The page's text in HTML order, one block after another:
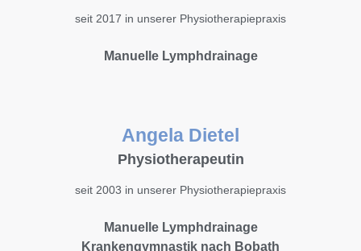
seit 2017 in unserer Physiotherapiepraxis
Manuelle Lymphdrainage
Angela Dietel
Physiotherapeutin
seit 2003 in unserer Physiotherapiepraxis
Manuelle Lymphdrainage
Krankengymnastik nach Bobath